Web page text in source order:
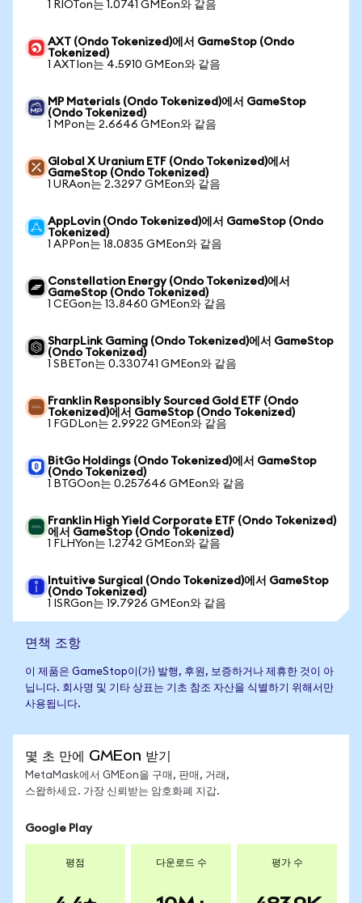
1 RIOTon는 1.0741 GMEon와 같음
AXT (Ondo Tokenized)에서 GameStop (Ondo
Tokenized)
1 AXTIon는 4.5910 GMEon와 같음
MP Materials (Ondo Tokenized)에서 GameStop
(Ondo Tokenized)
1 MPon는 2.6646 GMEon와 같음
Global X Uranium ETF (Ondo Tokenized)에서
GameStop (Ondo Tokenized)
1 URAon는 2.3297 GMEon와 같음
AppLovin (Ondo Tokenized)에서 GameStop (Ondo
Tokenized)
1 APPon는 18.0835 GMEon와 같음
Constellation Energy (Ondo Tokenized)에서
GameStop (Ondo Tokenized)
1 CEGon는 13.8460 GMEon와 같음
SharpLink Gaming (Ondo Tokenized)에서 GameStop
(Ondo Tokenized)
1 SBETon는 0.330741 GMEon와 같음
Franklin Responsibly Sourced Gold ETF (Ondo
Tokenized)에서 GameStop (Ondo Tokenized)
1 FGDLon는 2.9922 GMEon와 같음
BitGo Holdings (Ondo Tokenized)에서 GameStop
(Ondo Tokenized)
1 BTGOon는 0.257646 GMEon와 같음
Franklin High Yield Corporate ETF (Ondo Tokenized)
에서 GameStop (Ondo Tokenized)
1 FLHYon는 1.2742 GMEon와 같음
Intuitive Surgical (Ondo Tokenized)에서 GameStop
(Ondo Tokenized)
1 ISRGon는 19.7926 GMEon와 같음
면책 조항
이 제품은 GameStop이(가) 발행, 후원, 보증하거나 제휴한 것이 아
닙니다. 회사명 및 기타 상표는 기초 참조 자산을 식별하기 위해서만
사용됩니다.
몇 초 만에 GMEon 받기
MetaMask에서 GMEon을 구매, 판매, 거래,
스왑하세요. 가장 신뢰받는 암호화폐 지갑.
Google Play
평점 다운로드 수 평가 수